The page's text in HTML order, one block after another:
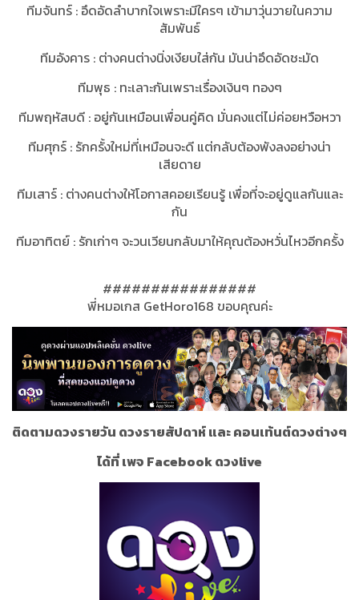
ทีมจันทร์​ : อึดอัดลำบากใจเพราะมีใครๆ เข้ามาวุ่นวายในความ
สัมพันธ์​
ทีมอังคาร : ​ต่างคนต่างนิ่งเงียบใส่กัน มันน่าอึดอัด​ชะมัด
ทีมพุธ​ : ทะเลาะ​กันเพราะเรื่องเงินๆ ทองๆ
ทีมพฤหัสบดี​ : อยู่​กันเหมือนเพื่อนคู่คิด มั่นคงแต่ไม่ค่อยหวือหวา​
ทีมศุกร์​ : รักครั้งใหม่ที่เหมือน​จะดี แต่กลับต้องพังลงอย่างน่า
เสียดาย​
ทีมเสาร์​ : ต่างคนต่างให้โอกาส​คอยเรียนรู้​ เพื่อที่จะอยู่ดูแลกันและ
กัน​
ทีมอาทิตย์​ : รักเก่าๆ จะวนเวียน​กลับมา​ให้คุณ​ต้องหวั่นไหว​อีกครั้ง
################
พี่หมอเกส GetHoro168 ขอบคุณค่ะ
ติดตามดวงรายวัน ดวงรายสัปดาห์ และ คอนเท้นต์ดวงต่างๆ
ได้ที่ เพจ Facebook ดวงlive